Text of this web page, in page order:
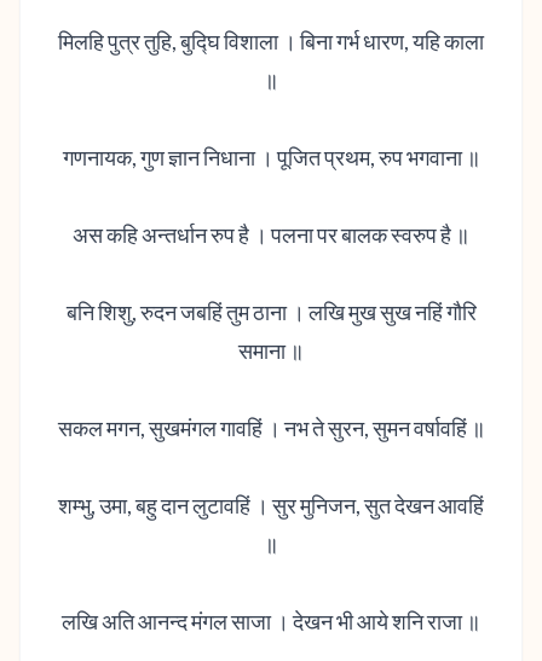
मिलहि पुत्र तुहि, बुद्घि विशाला । बिना गर्भ धारण, यहि काला
॥
गणनायक, गुण ज्ञान निधाना । पूजित प्रथम, रुप भगवाना ॥
अस कहि अन्तर्धान रुप है । पलना पर बालक स्वरुप है ॥
बनि शिशु, रुदन जबहिं तुम ठाना । लखि मुख सुख नहिं गौरि
समाना ॥
सकल मगन, सुखमंगल गावहिं । नभ ते सुरन, सुमन वर्षावहिं ॥
शम्भु, उमा, बहु दान लुटावहिं । सुर मुनिजन, सुत देखन आवहिं
॥
लखि अति आनन्द मंगल साजा । देखन भी आये शनि राजा ॥